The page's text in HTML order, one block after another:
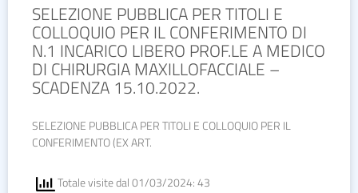
SELEZIONE PUBBLICA PER TITOLI E
COLLOQUIO PER IL CONFERIMENTO DI
N.1 INCARICO LIBERO PROF.LE A MEDICO
DI CHIRURGIA MAXILLOFACCIALE –
SCADENZA 15.10.2022.
SELEZIONE PUBBLICA PER TITOLI E COLLOQUIO PER IL
CONFERIMENTO (EX ART.
Totale visite dal 01/03/2024: 43